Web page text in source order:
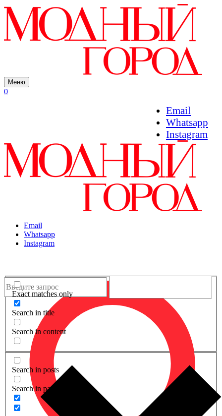
Меню
0
Email
Whatsapp
Instagram
Email
Whatsapp
Instagram
Exact matches only
Search in title
Search in content
Search in posts
Search in pages